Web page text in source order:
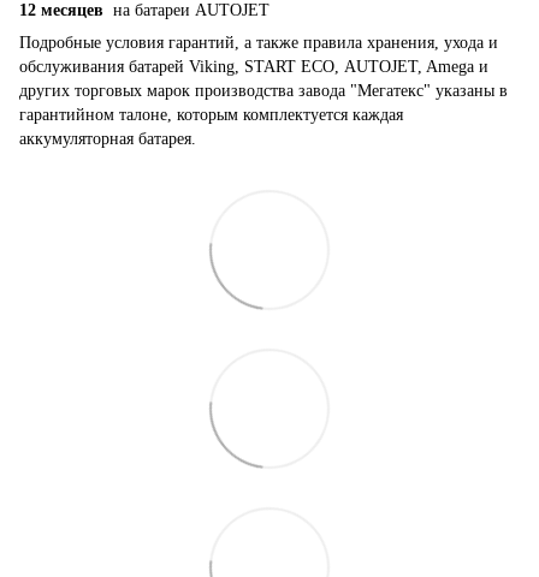
12 месяцев на батареи AUTOJET
Подробные условия гарантий, а также правила хранения, ухода и
обслуживания батарей Viking, START ECO, AUTOJET, Amega и
других торговых марок производства завода "Мегатекс" указаны в
гарантийном талоне, которым комплектуется каждая
аккумуляторная батарея.